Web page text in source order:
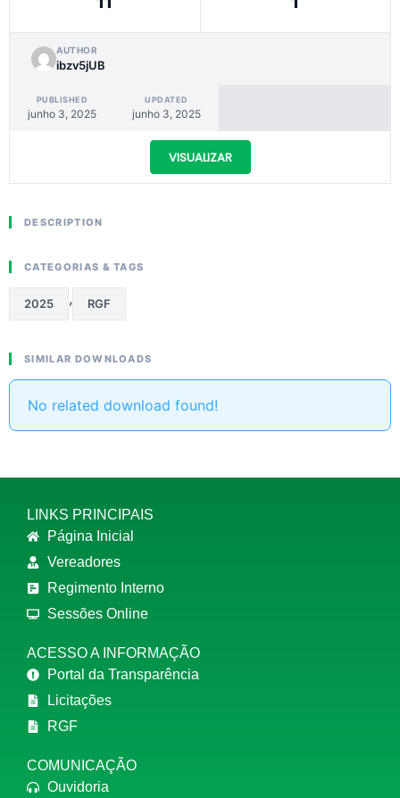
AUTHOR
ibzv5jUB
PUBLISHED
junho 3, 2025
UPDATED
junho 3, 2025
VISUALIZAR
DESCRIPTION
CATEGORIAS & TAGS
2025 , RGF
SIMILAR DOWNLOADS
No related download found!
LINKS PRINCIPAIS
Página Inicial
Vereadores
Regimento Interno
Sessões Online
ACESSO A INFORMAÇÃO
Portal da Transparência
Licitações
RGF
COMUNICAÇÃO
Ouvidoria